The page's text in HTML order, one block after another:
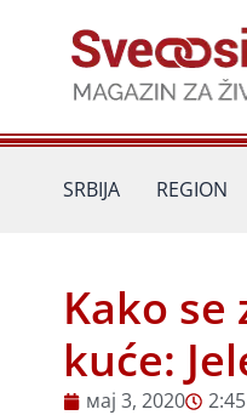
SRBIJA REGION
Kako
kuće:
мај 3, 2020